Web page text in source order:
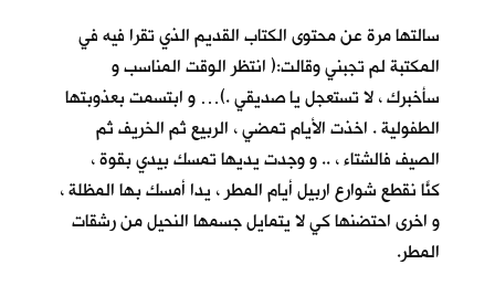
سالتها مرة عن محتوى الكتاب القديم الذي تقرا فيه في
المكتبة لم تجبني وقالت:( انتظر الوقت المناسب و
سأخبرك ، لا تستعجل يا صديقي .)… و ابتسمت بعذوبتها
الطفولية . اخذت الأيام تمضي ، الربيع ثم الخريف ثم
الصيف فالشتاء ، .. و وجدت يديها تمسك بيدي بقوة ،
كنّا نقطع شوارع اربيل أيام المطر ، يداً أمسك بها المظلة ،
و اخرى احتضنها كي لا يتمايل جسمها النحيل من رشقات
المطر.